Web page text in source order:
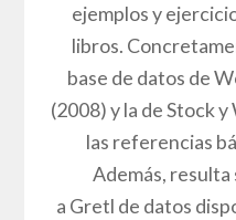
ejemplos y
libros.
base de datos de
(2008) y la de Stock
las referencias
Además,
a Gretl de datos